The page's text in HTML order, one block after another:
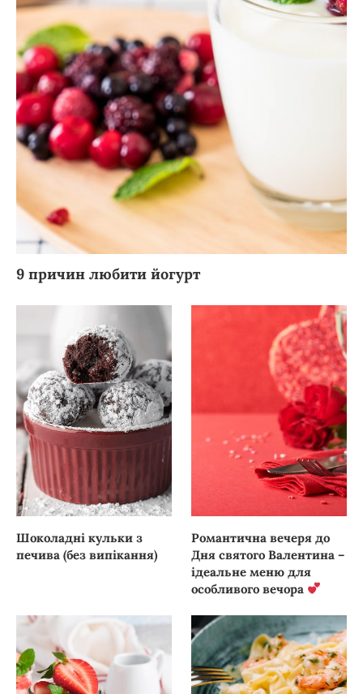
9 причин любити йогурт
Шоколадні кульки з
печива (без випікання)
Романтична вечеря до
Дня святого Валентина –
ідеальне меню для
особливого вечора